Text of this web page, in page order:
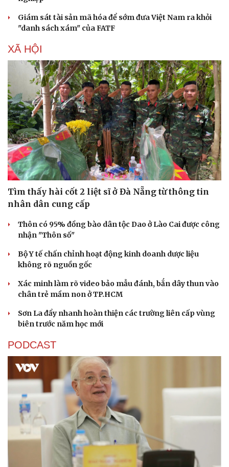
Văn hóa
Sân khấu - Điện ảnh
Âm nhạc
Di sản
Giải trí
Nghệ sĩ
Thời trang
Sao Việt
Giám sát tài sản mã hóa để sớm đưa Việt Nam ra khỏi
"danh sách xám" của FATF
XÃ HỘI
Tìm thấy hài cốt 2 liệt sĩ ở Đà Nẵng từ thông tin
nhân dân cung cấp
Thôn có 95% đồng bào dân tộc Dao ở Lào Cai được công
nhận "Thôn số"
Bộ Y tế chấn chỉnh hoạt động kinh doanh dược liệu
không rõ nguồn gốc
Xác minh làm rõ video bảo mẫu đánh, bắn dây thun vào
chân trẻ mầm non ở TP.HCM
Sơn La đẩy nhanh hoàn thiện các trường liên cấp vùng
biên trước năm học mới
PODCAST